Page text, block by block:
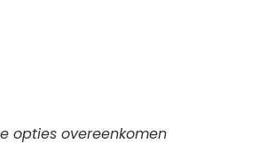
opties overeenkomen